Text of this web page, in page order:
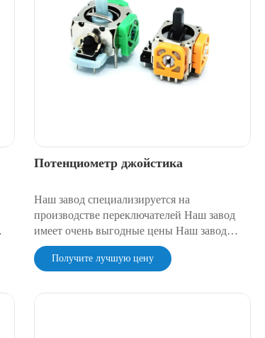
Потенциометр джойстика
Наш завод специализируется на
производстве переключателей Наш завод
имеет очень выгодные цены Наш завод
имеет очень надежное качество
Получите лучшую цену